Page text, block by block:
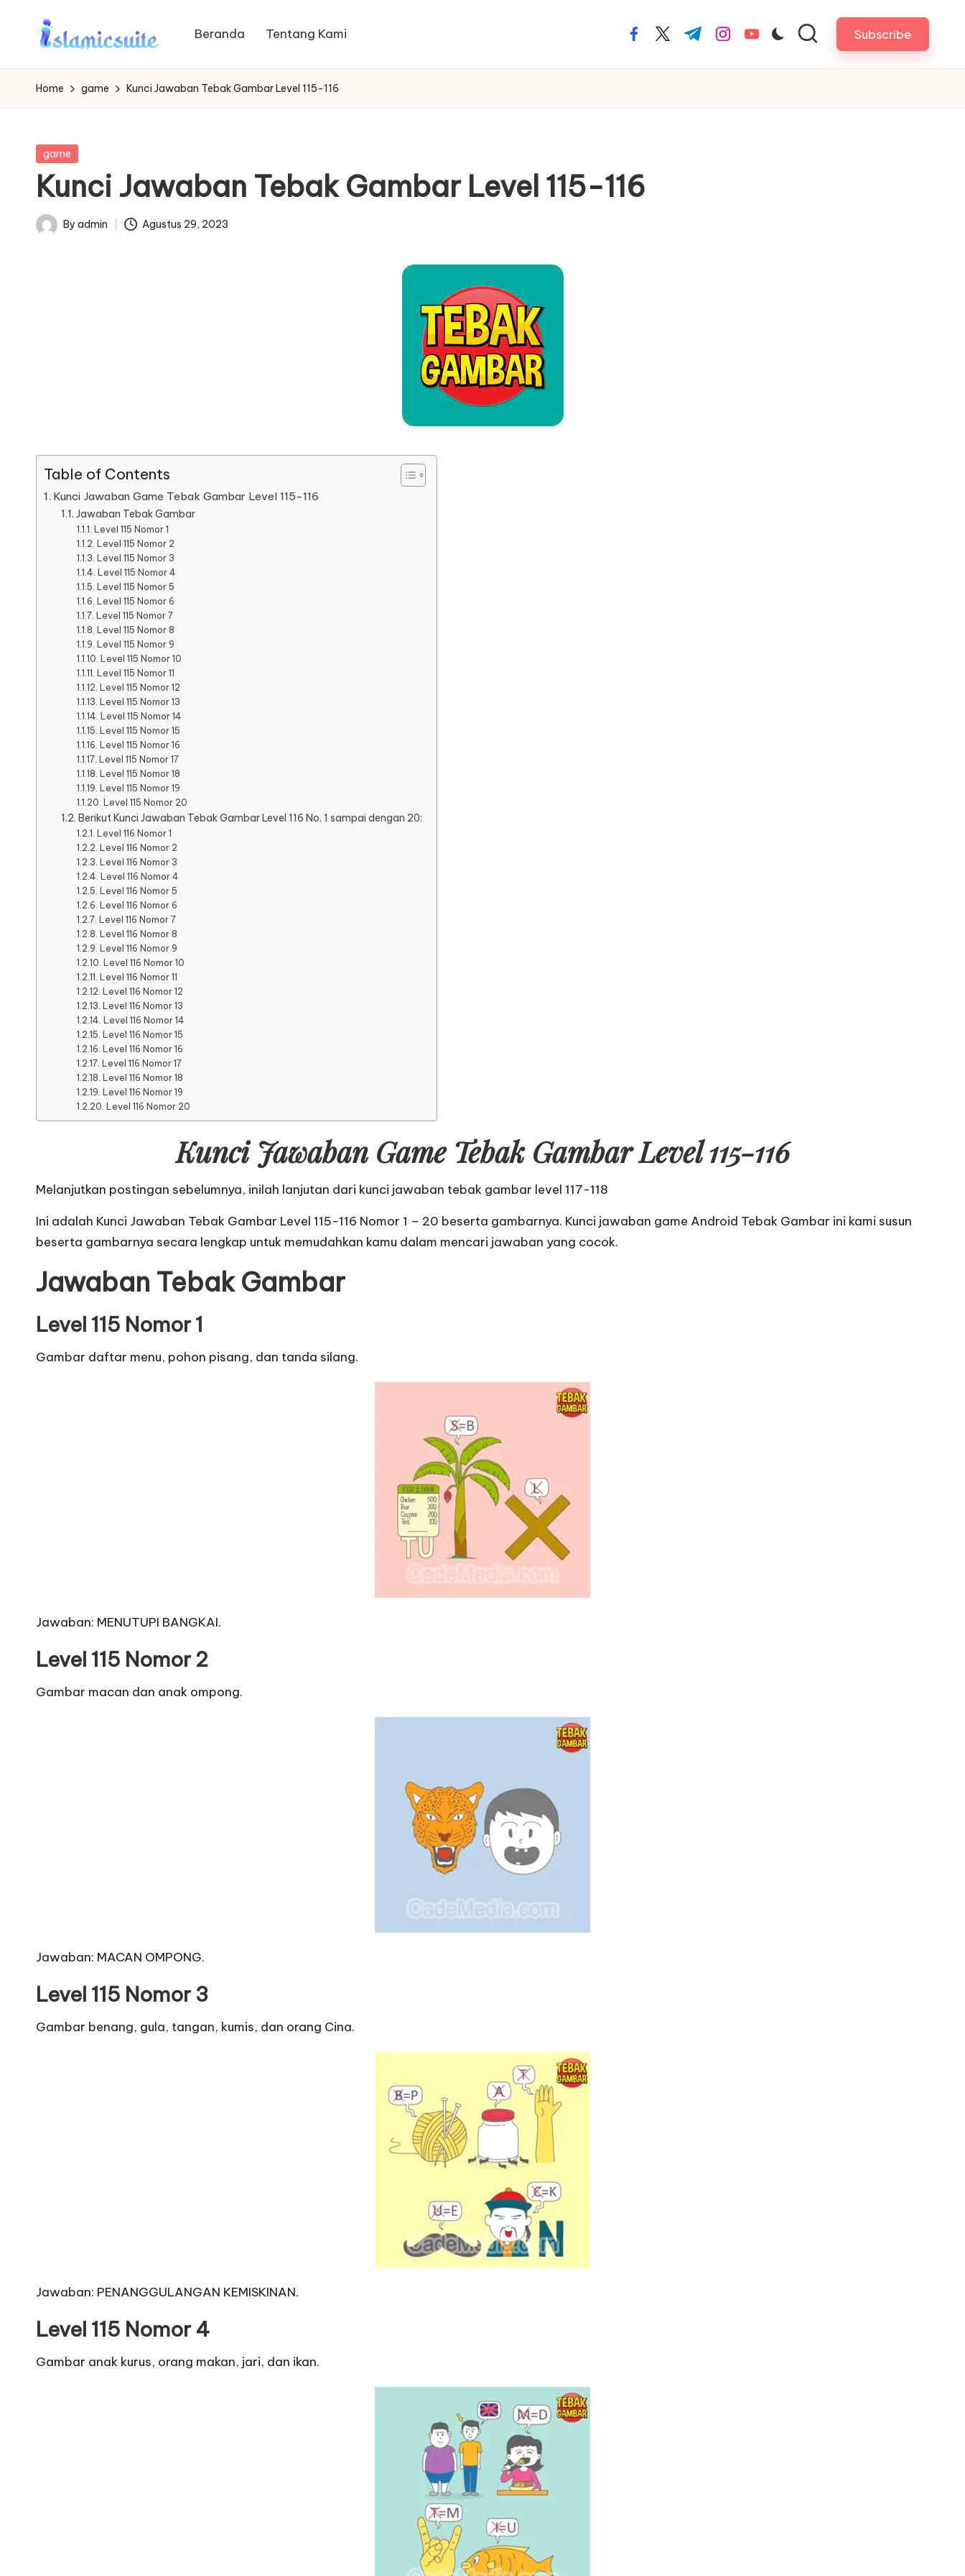
Beranda Tentang Kami facebook.com
twitter.com
t.me instagram.com
youtube.com Subscribe
Home game Kunci Jawaban Tebak Gambar Level 115-116
Posted
game
Kunci Jawaban Tebak Gambar Level 115-116
Posted
By admin Agustus 29, 2023
Table of Contents
Kunci Jawaban Game Tebak Gambar Level 115-116
Jawaban Tebak Gambar
Level 115 Nomor 1
Level 115 Nomor 2
Level 115 Nomor 3
Level 115 Nomor 4
Level 115 Nomor 5
Level 115 Nomor 6
Level 115 Nomor 7
Level 115 Nomor 8
Level 115 Nomor 9
Level 115 Nomor 10
Level 115 Nomor 11
Level 115 Nomor 12
Level 115 Nomor 13
Level 115 Nomor 14
Level 115 Nomor 15
Level 115 Nomor 16
Level 115 Nomor 17
Level 115 Nomor 18
Level 115 Nomor 19
Level 115 Nomor 20
Berikut Kunci Jawaban Tebak Gambar Level 116 No. 1 sampai dengan 20:
Level 116 Nomor 1
Level 116 Nomor 2
Level 116 Nomor 3
Level 116 Nomor 4
Level 116 Nomor 5
Level 116 Nomor 6
Level 116 Nomor 7
Level 116 Nomor 8
Level 116 Nomor 9
Level 116 Nomor 10
Level 116 Nomor 11
Level 116 Nomor 12
Level 116 Nomor 13
Level 116 Nomor 14
Level 116 Nomor 15
Level 116 Nomor 16
Level 116 Nomor 17
Level 116 Nomor 18
Level 116 Nomor 19
Level 116 Nomor 20
Kunci Jawaban Game Tebak Gambar Level 115-116
Melanjutkan postingan sebelumnya, inilah lanjutan dari kunci jawaban tebak gambar level 117-118
Ini adalah Kunci Jawaban Tebak Gambar Level 115-116 Nomor 1 – 20 beserta gambarnya. Kunci jawaban game Android Tebak Gambar ini kami susun
beserta gambarnya secara lengkap untuk memudahkan kamu dalam mencari jawaban yang cocok.
Jawaban Tebak Gambar
Level 115 Nomor 1
Gambar daftar menu, pohon pisang, dan tanda silang.
Jawaban: MENUTUPI BANGKAI.
Level 115 Nomor 2
Gambar macan dan anak ompong.
Jawaban: MACAN OMPONG.
Level 115 Nomor 3
Gambar benang, gula, tangan, kumis, dan orang Cina.
Jawaban: PENANGGULANGAN KEMISKINAN.
Level 115 Nomor 4
Gambar anak kurus, orang makan, jari, dan ikan.